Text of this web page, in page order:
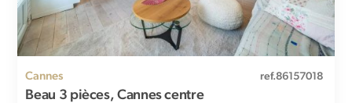
Cannes ref.86157018
Beau 3 pièces, Cannes centre